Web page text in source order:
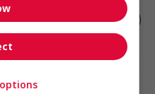
spécialisée